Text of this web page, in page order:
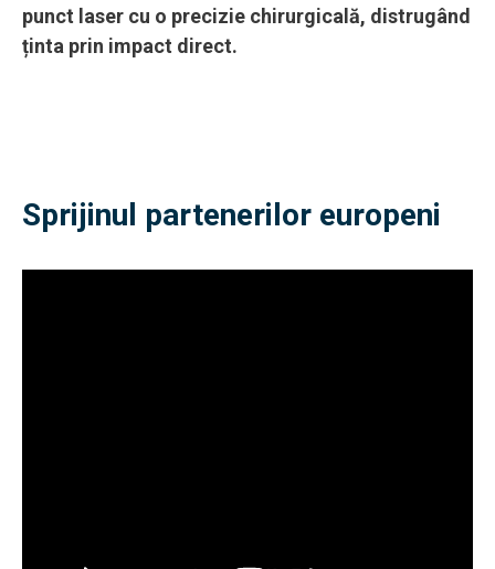
punct laser cu o precizie chirurgicală, distrugând
ținta prin impact direct.
Sprijinul partenerilor europeni